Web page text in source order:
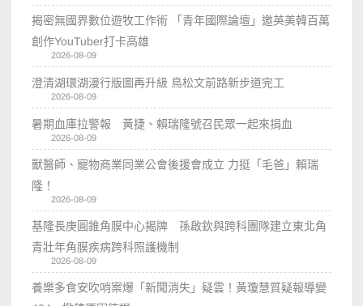
揭密無國界數位遊牧工作術 「青年國際論壇」邀英美韓百萬
創作YouTuber打卡高雄
2026-08-09
澄清湖環湖漫行版圖再升級 鳥松文前路新步道完工
2026-08-09
暑期血庫拉警報 黃捷、賴瑞隆號召民眾一起來捐血
2026-08-09
獸醫師、寵物商業同業公會後援會成立 力挺「毛爸」賴瑞
隆！
2026-08-09
基隆長庚圓錐角膜中心揭牌 孫啟欽與跨科團隊建立東北角
青壯年角膜疾病跨科照護機制
2026-08-09
養樂多食安吹哨案爆「新聞消失」疑雲！黃瓊慧質疑報導變